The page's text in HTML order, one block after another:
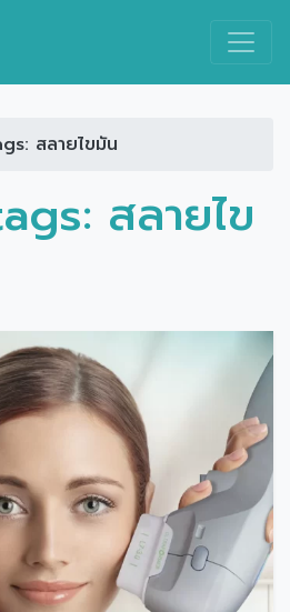
สลายไขมัน
สลายไข